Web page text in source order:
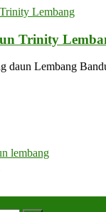
Trinity
daun Lembang
lembang